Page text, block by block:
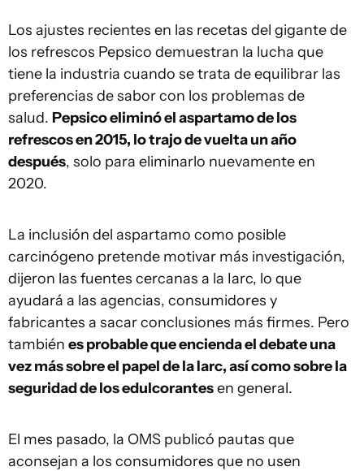
Los ajustes recientes en las recetas del gigante de
los refrescos Pepsico demuestran la lucha que
tiene la industria cuando se trata de equilibrar las
preferencias de sabor con los problemas de
salud. Pepsico eliminó el aspartamo de los
refrescos en 2015, lo trajo de vuelta un año
después, solo para eliminarlo nuevamente en
2020.
La inclusión del aspartamo como posible
carcinógeno pretende motivar más investigación,
dijeron las fuentes cercanas a la Iarc, lo que
ayudará a las agencias, consumidores y
fabricantes a sacar conclusiones más firmes. Pero
también es probable que encienda el debate una
vez más sobre el papel de la Iarc, así como sobre la
seguridad de los edulcorantesen general.
El mes pasado, la OMS publicó pautas que
aconsejan a los consumidores que no usen